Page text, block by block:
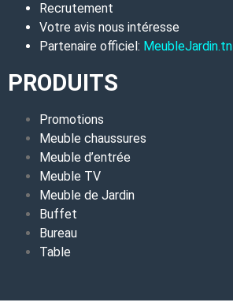
Recrutement
Votre avis nous intéresse
Partenaire officiel: MeubleJardin.tn
PRODUITS
Promotions
Meuble chaussures
Meuble d’entrée
Meuble TV
Meuble de Jardin
Buffet
Bureau
Table